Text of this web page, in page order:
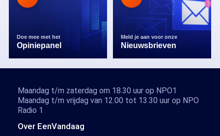
Doe mee met het
Opiniepanel
Meld je aan voor onze
Nieuwsbrieven
Over EenVandaag
Maandag t/m zaterdag om 18.30 uur op NPO1
Maandag t/m vrijdag van 12.00 tot 13.30 uur op NPO
Radio 1